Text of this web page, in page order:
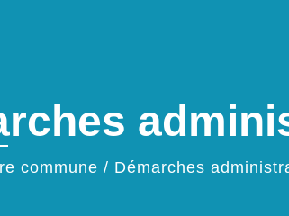
commune / Démarches